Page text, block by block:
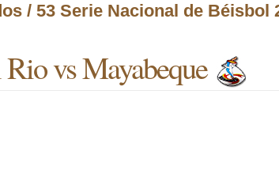
/ 53 Serie Nacional de Béisbol
vs Mayabeque